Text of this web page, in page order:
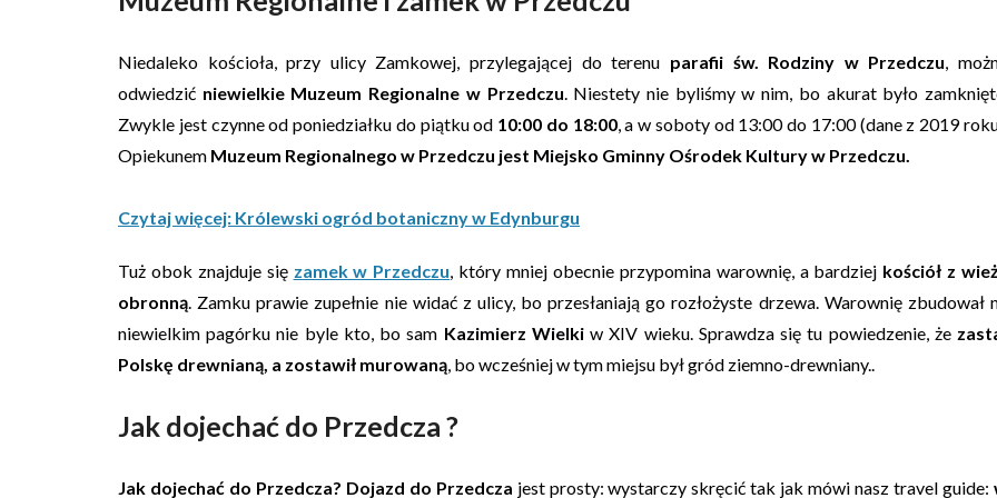
Niedaleko kościoła, przy ulicy Zamkowej, przylegającej do terenu parafii św. Rodziny w Przedczu ,
odwiedzić niewielkie Muzeum Regionalne w Przedczu . Niestety nie byliśmy w nim, bo akurat było
Zwykle jest czynne od poniedziałku do piątku od 10:00 do 18:00, a w soboty od 13:00 do 17:00 (dane z 2019
Opiekunem Muzeum Regionalnego w Przedczu jest Miejsko Gminny Ośrodek Kultury w Przedczu.
Czytaj więcej: Królewski ogród botaniczny w Edynburgu
Tuż obok znajduje się zamek w Przedczu , który mniej obecnie przypomina warownię, a bardziej kościół z
obronną . Zamku prawie zupełnie nie widać z ulicy, bo przesłaniają go rozłożyste drzewa. Warownię zbudował
niewielkim pagórku nie byle kto, bo sam Kazimierz Wielkiw XIV wieku. Sprawdza się tu powiedzenie, że
Polskę drewnianą, a zostawił murowaną , bo wcześniej w tym miejsu był gród ziemno-drewniany..
Jak dojechać do Przedcza ?
Jak dojechać do Przedcza? Dojazd do Przedcza jest prosty: wystarczy skręcić tak jak mówi nasz travel guide: